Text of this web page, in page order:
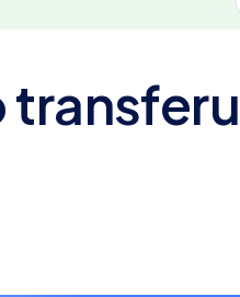
transferu